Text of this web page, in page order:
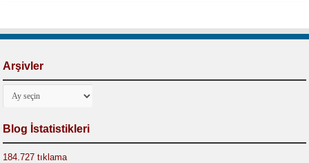
Arşivler
Arşivler
Blog İstatistikleri
184.727 tıklama